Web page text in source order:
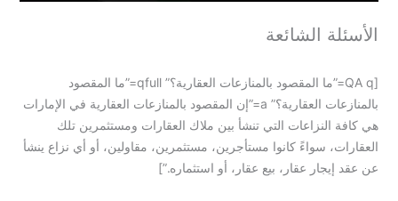
الأسئلة الشائعة
[QA q=”ما المقصود بالمنازعات العقارية؟” qfull=”ما المقصود
بالمنازعات العقارية؟” a=”إن المقصود بالمنازعات العقارية في الإمارات
هي كافة النزاعات التي تنشأ بين ملاك العقارات ومستثمرين تلك
العقارات، سواءً كانوا مستأجرين، مستثمرين، مقاولين، أو أي نزاع ينشأ
عن عقد إيجار عقار، بيع عقار، أو استثماره.”]